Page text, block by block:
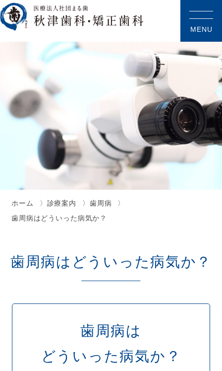
ホーム 診療案内
歯周病
歯周病はどういった病気か？
歯周病はどういった病気か？
歯周病は
どういった病気か？
MENU